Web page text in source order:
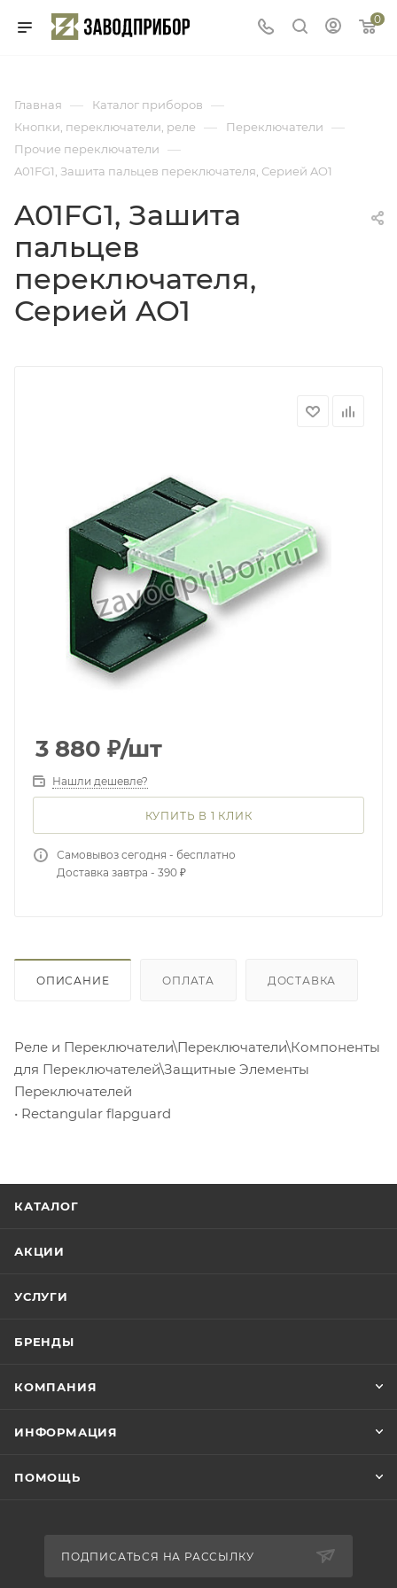
0
Главная — Каталог приборов —
Кнопки, переключатели, реле — Переключатели —
Прочие переключатели —
A01FG1, Зашита пальцев переключателя, Серией AO1
A01FG1, Зашита
пальцев
переключателя,
Серией AO1
3 880 ₽/шт
Нашли дешевле?
КУПИТЬ В 1 КЛИК
Самовывоз сегодня - бесплатно
Доставка завтра - 390 ₽
ОПИСАНИЕ ОПЛАТА ДОСТАВКА
Реле и Переключатели\Переключатели\Компоненты
для Переключателей\Защитные Элементы
Переключателей
• Rectangular flapguard
КАТАЛОГ
АКЦИИ
УСЛУГИ
БРЕНДЫ
КОМПАНИЯ
ИНФОРМАЦИЯ
ПОМОЩЬ
ПОДПИСАТЬСЯ НА РАССЫЛКУ